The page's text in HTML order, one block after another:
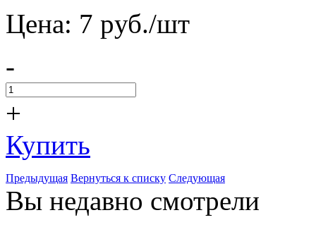
Цена: 7 pуб./шт
-
+
Купить
Предыдущая Вернуться к списку Следующая
Вы недавно смотрели